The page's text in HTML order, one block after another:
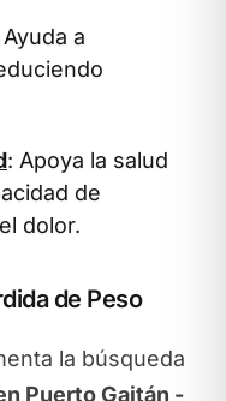
Ayuda a
: Apoya la salud
de
dolor.
de Peso
la búsqueda
Puerto Gaitán -